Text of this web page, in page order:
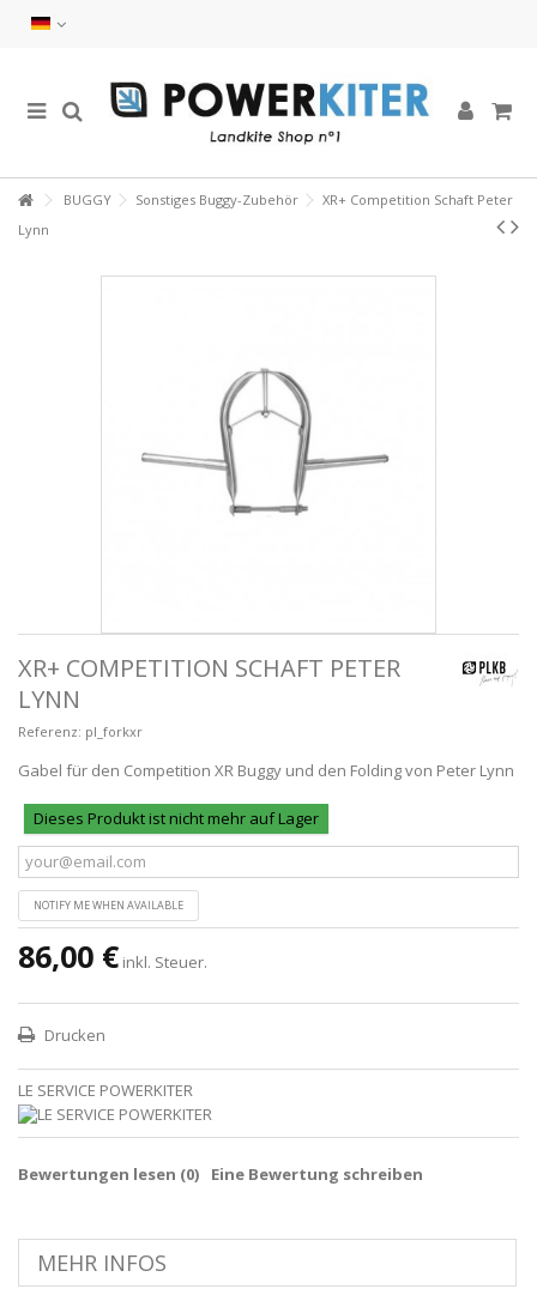
BUGGY Sonstiges Buggy-Zubehör
XR+ Competition Schaft Peter
Lynn
XR+ COMPETITION SCHAFT PETER
LYNN
Referenz: pl_forkxr
Gabel für den Competition XR Buggy und den Folding von Peter Lynn
Dieses Produkt ist nicht mehr auf Lager
NOTIFY ME WHEN AVAILABLE
86,00 € inkl. Steuer.
Drucken
LE SERVICE POWERKITER
Bewertungen lesen (0) Eine Bewertung schreiben
MEHR INFOS